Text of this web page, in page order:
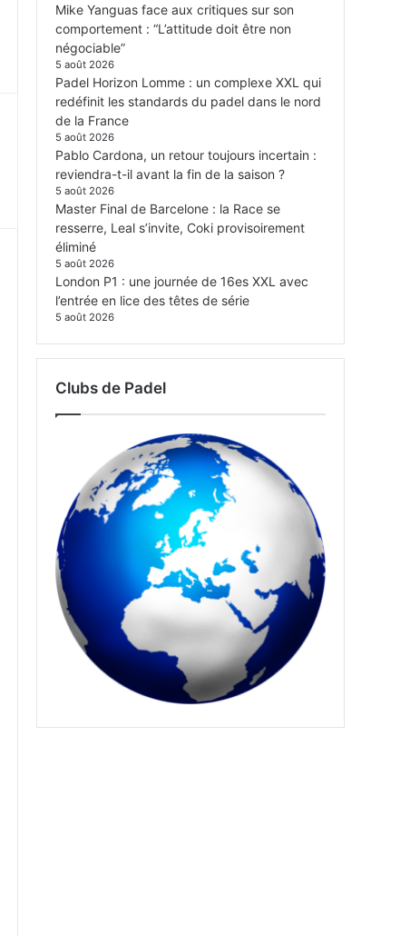
Mike Yanguas face aux critiques sur son
comportement : “L’attitude doit être non
négociable”
5 août 2026
Padel Horizon Lomme : un complexe XXL qui
redéfinit les standards du padel dans le nord
de la France
5 août 2026
Pablo Cardona, un retour toujours incertain :
reviendra-t-il avant la fin de la saison ?
5 août 2026
Master Final de Barcelone : la Race se
resserre, Leal s’invite, Coki provisoirement
éliminé
5 août 2026
London P1 : une journée de 16es XXL avec
l’entrée en lice des têtes de série
5 août 2026
Clubs de Padel